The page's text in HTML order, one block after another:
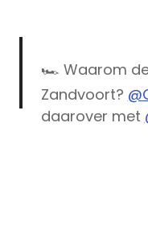
🏎️ Waarom de
Zandvoort?
daarover met